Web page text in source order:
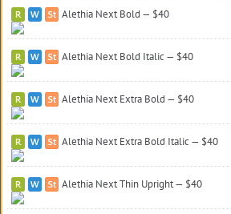
Alethia Next Bold — $40
Alethia Next Bold Italic — $40
Alethia Next Extra Bold — $40
Alethia Next Extra Bold Italic — $40
Alethia Next Thin Upright — $40